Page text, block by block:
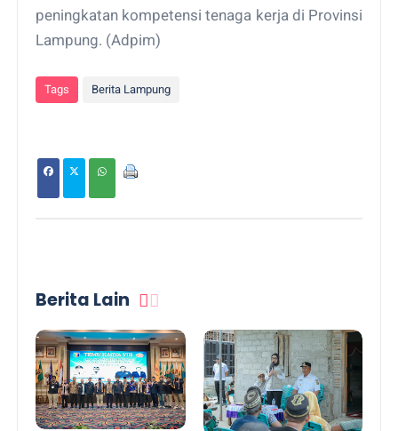
peningkatan kompetensi tenaga kerja di Provinsi
Lampung. (Adpim)
Tags Berita Lampung
Berita Lain